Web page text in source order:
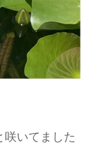
いてました